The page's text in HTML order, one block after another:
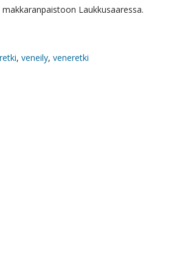
Laukkusaaressa.
retki, veneily, veneretki